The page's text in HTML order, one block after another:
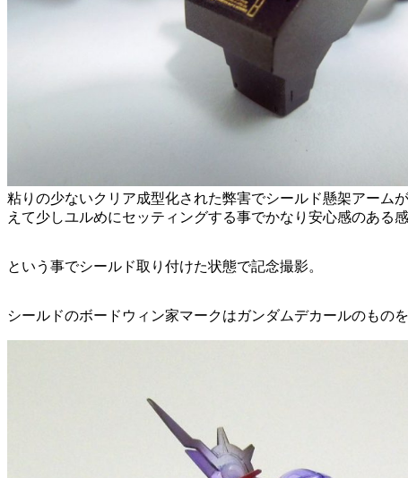
粘りの少ないクリア成型化された弊害でシールド懸架アーム
えて少しユルめにセッティングする事でかなり安心感のある
という事でシールド取り付けた状態で記念撮影。
シールドのボードウィン家マークはガンダムデカールのもの